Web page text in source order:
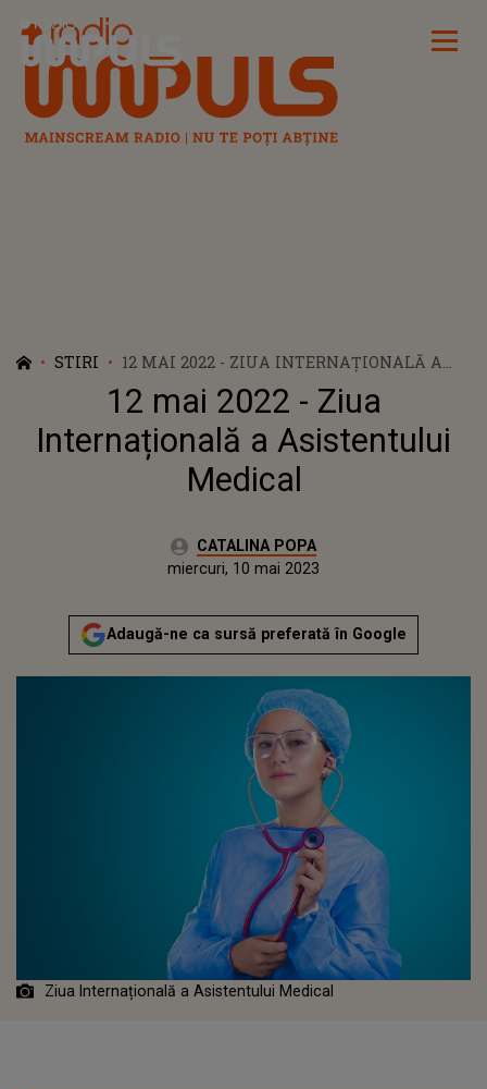
Radio Impuls
STIRI
12 MAI 2022 - ZIUA INTERNAȚIONALĂ A
ASISTENTULUI MEDICAL
12 mai 2022 - Ziua
Internațională a Asistentului
Medical
Autor:CATALINA POPA
Actualizat:
miercuri, 10 mai 2023
Adaugă-ne ca sursă preferată în Google
Ziua Internațională a Asistentului Medical